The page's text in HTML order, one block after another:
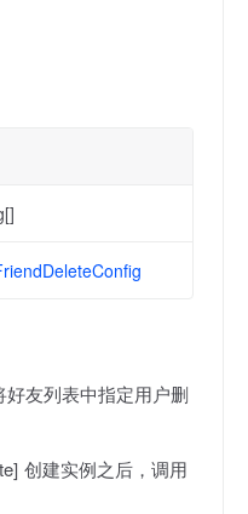
友列表中指定用户删
创建实例之后，调用